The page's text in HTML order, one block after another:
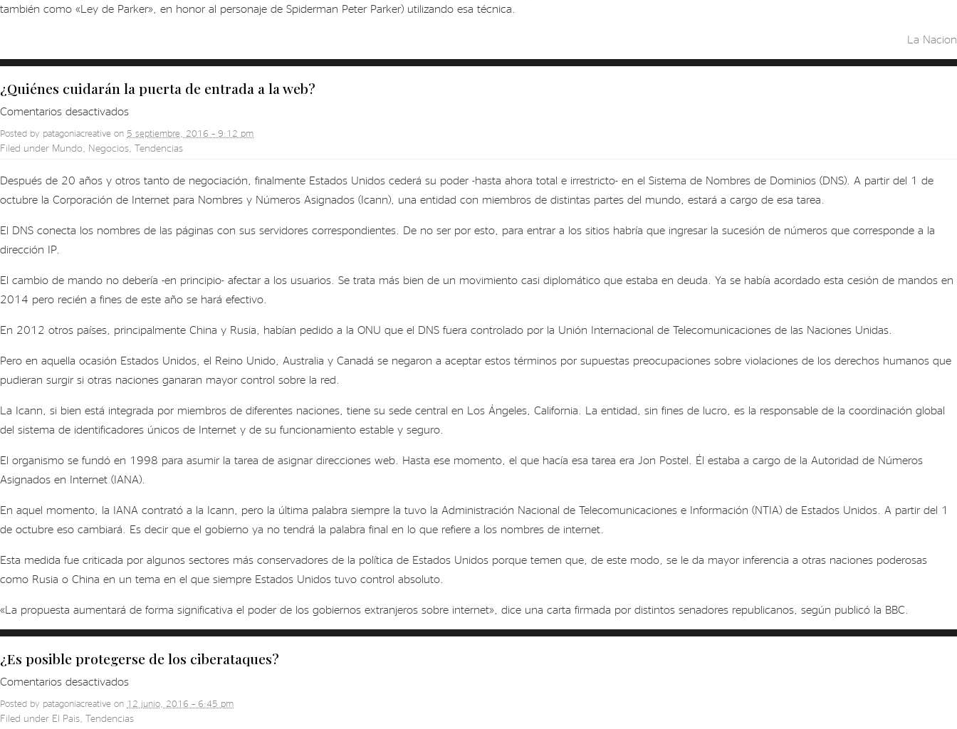
también como «Ley de Parker», en honor al personaje de Spiderman Peter Parker) utilizando esa técnica.
La Nacion
¿Quiénes cuidarán la puerta de entrada a la web?
Comentarios desactivadosen
¿Quiénes
cuidarán
puerta
de
a
Posted by patagoniacreative on 5 septiembre, 2016 – 9:12 pm
Filed under Mundo Negocios Tendencias
Después de 20 años y otros tanto de negociación, finalmente Estados Unidos cederá su poder -hasta ahora total e irrestricto- en el Sistema de Nombres de Dominios (DNS). A partir del 1 de
octubre la Corporación de Internet para Nombres y Números Asignados (Icann), una entidad con miembros de distintas partes del mundo, estará a cargo de esa tarea.
El DNS conecta los nombres de las páginas con sus servidores correspondientes. De no ser por esto, para entrar a los sitios habría que ingresar la sucesión de números que corresponde a la
dirección IP.
El cambio de mando no debería -en principio- afectar a los usuarios. Se trata más bien de un movimiento casi diplomático que estaba en deuda. Ya se había acordado esta cesión de mandos en
2014 pero recién a fines de este año se hará efectivo.
En 2012 otros países, principalmente China y Rusia, habían pedido a la ONU que el DNS fuera controlado por la Unión Internacional de Telecomunicaciones de las Naciones Unidas.
Pero en aquella ocasión Estados Unidos, el Reino Unido, Australia y Canadá se negaron a aceptar estos términos por supuestas preocupaciones sobre violaciones de los derechos humanos que
pudieran surgir si otras naciones ganaran mayor control sobre la red.
La Icann, si bien está integrada por miembros de diferentes naciones, tiene su sede central en Los Ángeles, California. La entidad, sin fines de lucro, es la responsable de la coordinación global
del sistema de identificadores únicos de Internet y de su funcionamiento estable y seguro.
El organismo se fundó en 1998 para asumir la tarea de asignar direcciones web. Hasta ese momento, el que hacía esa tarea era Jon Postel. Él estaba a cargo de la Autoridad de Números
Asignados en Internet (IANA).
En aquel momento, la IANA contrató a la Icann, pero la última palabra siempre la tuvo la Administración Nacional de Telecomunicaciones e Información (NTIA) de Estados Unidos. A partir del 1
de octubre eso cambiará. Es decir que el gobierno ya no tendrá la palabra final en lo que refiere a los nombres de internet.
Esta medida fue criticada por algunos sectores más conservadores de la política de Estados Unidos porque temen que, de este modo, se le da mayor inferencia a otras naciones poderosas
como Rusia o China en un tema en el que siempre Estados Unidos tuvo control absoluto.
«La propuesta aumentará de forma significativa el poder de los gobiernos extranjeros sobre internet», dice una carta firmada por distintos senadores republicanos, según publicó la BBC.
¿Es posible protegerse de los ciberataques?
Comentarios desactivadosen
¿Es
posible
Posted by patagoniacreative on 12 junio, 2016 – 6:45 pm
Filed under El Pais Tendencias